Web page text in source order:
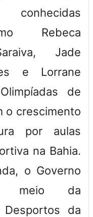
conhecidas
Rebeca
Jade
e Lorrane
de
o crescimento
por aulas
na Bahia.
o Governo
meio da
Desportos da